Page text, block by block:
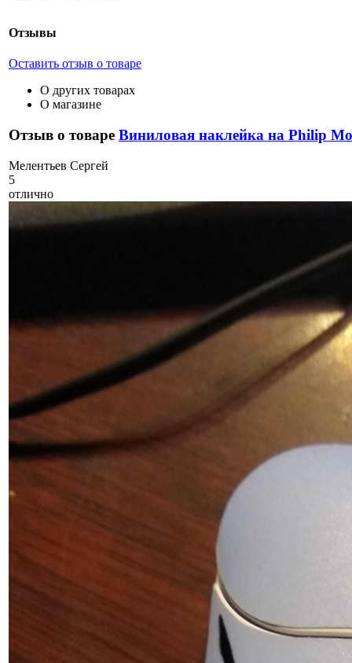
Отзывы
Оставить отзыв о товаре
О других товарах
О магазине
Отзыв о товаре Виниловая наклейка на Philip
Мелентьев Сергей
5
отлично